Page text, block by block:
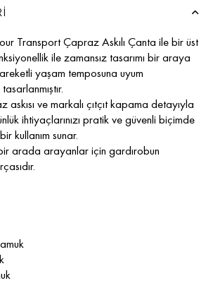
Transport Çapraz Askılı Çanta ile bir üst
ile zamansız tasarımı bir araya
yaşam temposuna uyum
ve markalı çıtçıt kapama detayıyla
ihtiyaçlarınızı pratik ve güvenli biçimde
kullanım sunar.
bir arada arayanlar için gardırobun